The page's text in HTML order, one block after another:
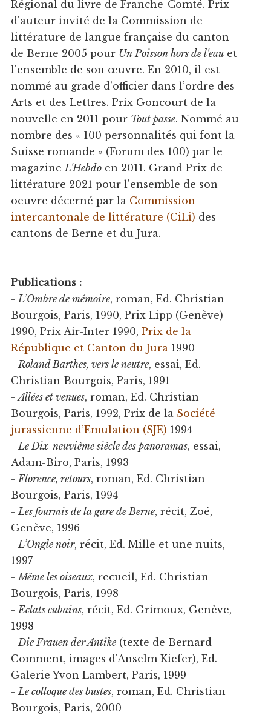
Régional du livre de Franche-Comté. Prix
d'auteur invité de la Commission de
littérature de langue française du canton
de Berne 2005 pour Un Poisson hors de l'eauet
l'ensemble de son œuvre. En 2010, il est
nommé au grade d’officier dans l’ordre des
Arts et des Lettres. Prix Goncourt de la
nouvelle en 2011 pour Tout passe. Nommé au
nombre des « 100 personnalités qui font la
Suisse romande » (Forum des 100) par le
magazineL'Hebdoen 2011. Grand Prix de
littérature 2021 pour l'ensemble de son
oeuvre décerné par la Commission
intercantonale de littérature (CiLi) des
cantons de Berne et du Jura.
Publications :
-L’Ombre de mémoire, roman, Ed. Christian
Bourgois, Paris, 1990, Prix Lipp (Genève)
1990, Prix Air-Inter 1990, Prix de la
République et Canton du Jura1990
-Roland Barthes, vers le neutre, essai, Ed.
Christian Bourgois, Paris, 1991
-Allées et venues, roman, Ed. Christian
Bourgois, Paris, 1992, Prix de la Société
jurassienne d’Emulation (SJE) 1994
-Le Dix-neuvième siècle des panoramas, essai,
Adam-Biro, Paris, 1993
-Florence, retours, roman, Ed. Christian
Bourgois, Paris, 1994
-Les fourmis de la gare de Berne, récit, Zoé,
Genève, 1996
-L’Ongle noir, récit, Ed. Mille et une nuits,
1997
-Même les oiseaux, recueil, Ed. Christian
Bourgois, Paris, 1998
-Eclats cubains, récit, Ed. Grimoux, Genève,
1998
-Die Frauen der Antike(texte de Bernard
Comment, images d'Anselm Kiefer), Ed.
Galerie Yvon Lambert, Paris, 1999
-Le colloque des bustes, roman, Ed. Christian
Bourgois, Paris, 2000